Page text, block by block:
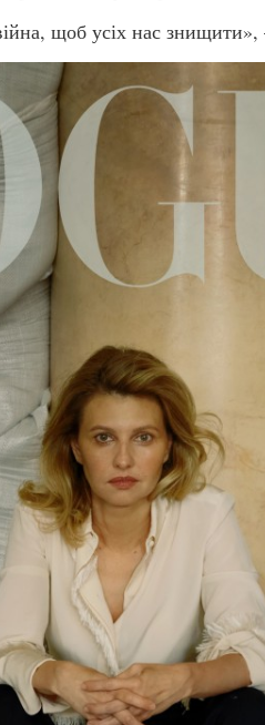
щоб усіх нас знищити»,